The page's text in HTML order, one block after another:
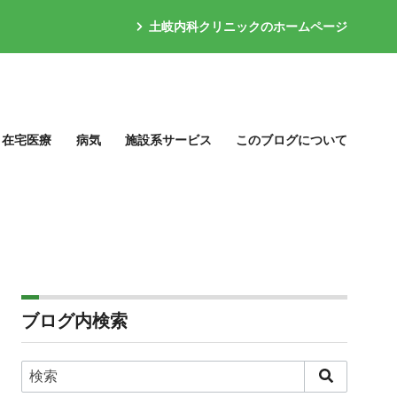
土岐内科クリニックのホームページ
在宅医療 病気 施設系サービス このブログについて
ブログ内検索